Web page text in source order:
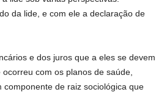
da lide, e com ele a declaração de
e dos juros que a eles se devem
com os planos de saúde,
de raiz sociológica que